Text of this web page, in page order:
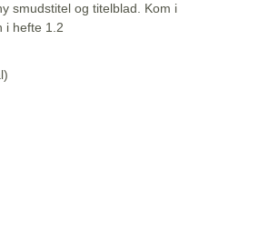
smudstitel og titelblad. Kom i
i hefte 1.2